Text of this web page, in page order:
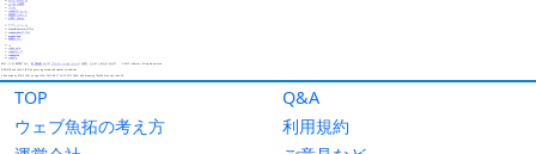
TOP
Q&A
ウェブ魚拓の考え方
利用規約